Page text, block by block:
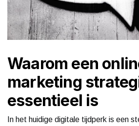
Waarom een
marketing
essentieel is
In het huidige digitale tijdperk is een